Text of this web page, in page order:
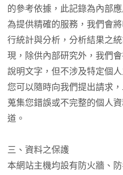
的參考依據，此記錄為內部
為提供精確的服務，我們會
行統計與分析，分析結果之
現，除供內部研究外，我們
說明文字，但不涉及特定個人
您可以隨時向我們提出請求
蒐集您錯誤或不完整的個人
道。
三、資料之保護
本網站主機均設有防火牆、